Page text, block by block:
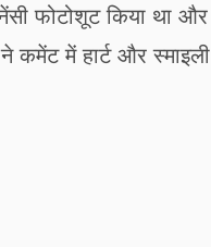
फोटोशूट किया था और
कमेंट में हार्ट और स्माइली